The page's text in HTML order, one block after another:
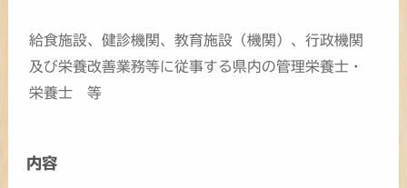
給食施設、健診機関、教育施設（機関）、行政機関
及び栄養改善業務等に従事する県内の管理栄養士・
栄養士 等
内容